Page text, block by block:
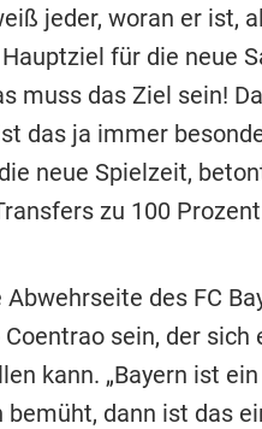
jeder, woran er ist,
für die neue
muss das Ziel sein!
das ja immer
neue Spielzeit,
zu 100
des FC
sein, der sich
kann. „Bayern ist
dann ist das